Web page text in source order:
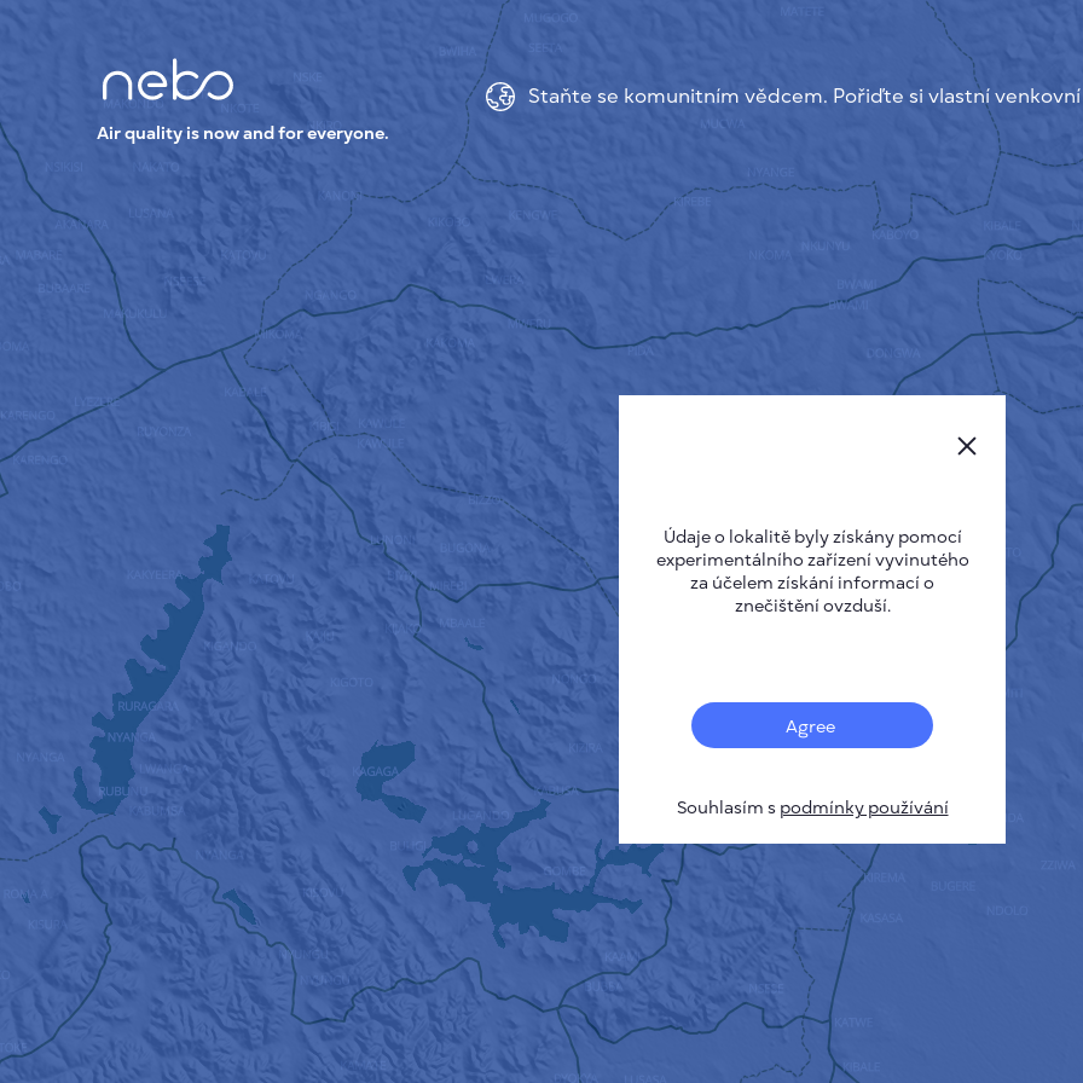
Air quality is now and for everyone.
Staňte se komunitním vědcem. Pořiďte si vlastní venkovní
Údaje o lokalitě byly získány pomocí
experimentálního zařízení vyvinutého
za účelem získání informací o
znečištění ovzduší.
Agree
Souhlasím s podmínky používání